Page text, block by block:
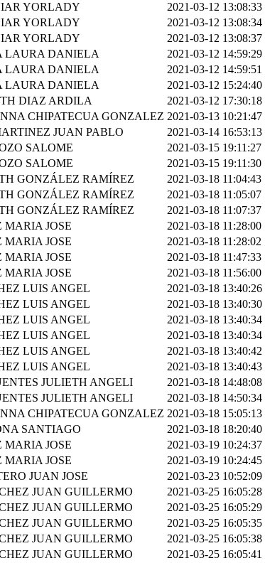
YORLADY 2021-03-12 13:08:33
YORLADY 2021-03-12 13:08:34
YORLADY 2021-03-12 13:08:37
LAURA DANIELA 2021-03-12 14:59:29
LAURA DANIELA 2021-03-12 14:59:51
LAURA DANIELA 2021-03-12 15:24:40
DIAZ ARDILA 2021-03-12 17:30:18
CHIPATECUA GONZALEZ 2021-03-13 10:21:47
JUAN PABLO 2021-03-14 16:53:13
SALOME 2021-03-15 19:11:27
SALOME 2021-03-15 19:11:30
GONZÁLEZ RAMÍREZ 2021-03-18 11:04:43
GONZÁLEZ RAMÍREZ 2021-03-18 11:05:07
GONZÁLEZ RAMÍREZ 2021-03-18 11:07:37
MARIA JOSE 2021-03-18 11:28:00
MARIA JOSE 2021-03-18 11:28:02
MARIA JOSE 2021-03-18 11:47:33
MARIA JOSE 2021-03-18 11:56:00
LUIS ANGEL 2021-03-18 13:40:26
LUIS ANGEL 2021-03-18 13:40:30
LUIS ANGEL 2021-03-18 13:40:34
LUIS ANGEL 2021-03-18 13:40:34
LUIS ANGEL 2021-03-18 13:40:42
LUIS ANGEL 2021-03-18 13:40:43
JULIETH ANGELI 2021-03-18 14:48:08
JULIETH ANGELI 2021-03-18 14:50:34
CHIPATECUA GONZALEZ 2021-03-18 15:05:13
SANTIAGO 2021-03-18 18:20:40
MARIA JOSE 2021-03-19 10:24:37
MARIA JOSE 2021-03-19 10:24:45
JUAN JOSE 2021-03-23 10:52:09
JUAN GUILLERMO 2021-03-25 16:05:28
JUAN GUILLERMO 2021-03-25 16:05:29
JUAN GUILLERMO 2021-03-25 16:05:35
JUAN GUILLERMO 2021-03-25 16:05:38
JUAN GUILLERMO 2021-03-25 16:05:41